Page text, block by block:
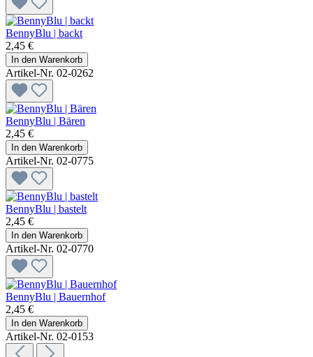
BennyBlu | backt
2,45 €
In den Warenkorb
Artikel-Nr. 02-0262
BennyBlu | Bären
2,45 €
In den Warenkorb
Artikel-Nr. 02-0775
BennyBlu | bastelt
2,45 €
In den Warenkorb
Artikel-Nr. 02-0770
BennyBlu | Bauernhof
2,45 €
In den Warenkorb
Artikel-Nr. 02-0153